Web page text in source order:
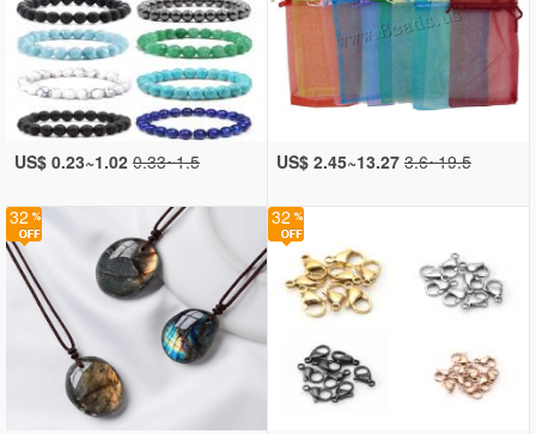
US$ 0.23~1.02 0.33~1.5 US$ 2.45~13.27 3.6~19.5
32 32